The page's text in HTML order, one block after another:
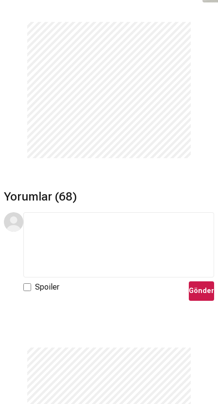
Yorumlar (68)
Spoiler Gönder